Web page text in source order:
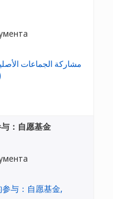
：自愿基金